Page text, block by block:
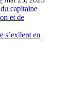
capitaine
et de
s’exilent en